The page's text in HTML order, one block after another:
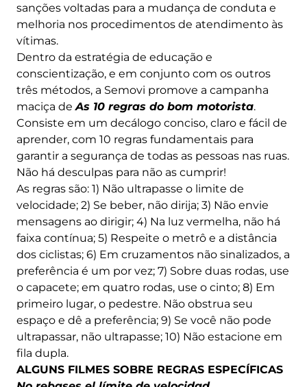
sanções voltadas para a mudança de conduta e
melhoria nos procedimentos de atendimento às
vítimas.
Dentro da estratégia de educação e
conscientização, e em conjunto com os outros
três métodos, a Semovi promove a campanha
maciça deAs 10 regras do bom motorista.
Consiste em um decálogo conciso, claro e fácil de
aprender, com 10 regras fundamentais para
garantir a segurança de todas as pessoas nas ruas.
Não há desculpas para não as cumprir!
As regras são: 1) Não ultrapasse o limite de
velocidade; 2) Se beber, não dirija; 3) Não envie
mensagens ao dirigir; 4) Na luz vermelha, não há
faixa contínua; 5) Respeite o metrô e a distância
dos ciclistas; 6) Em cruzamentos não sinalizados, a
preferência é um por vez; 7) Sobre duas rodas, use
o capacete; em quatro rodas, use o cinto; 8) Em
primeiro lugar, o pedestre. Não obstrua seu
espaço e dê a preferência; 9) Se você não pode
ultrapassar, não ultrapasse; 10) Não estacione em
fila dupla.
ALGUNS FILMES SOBRE REGRAS ESPECÍFICAS